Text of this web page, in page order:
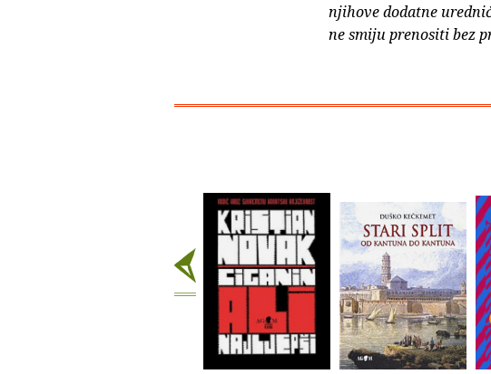
njihove dodatne
ne smiju prenositi bez